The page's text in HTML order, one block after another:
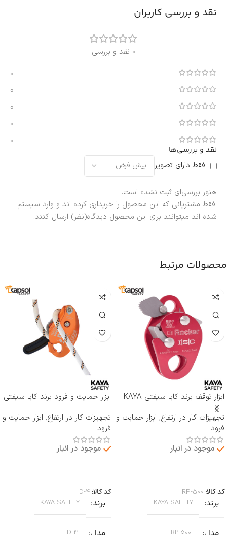
نقد و بررسی کاربران
0 نقد و بررسی
0
0
0
0
0
نقد و بررسی‌ها
فقط دارای تصویر
هنوز بررسی‌ای ثبت نشده است.
.فقط مشتریانی که این محصول را خریداری کرده اند و وارد سیستم
شده اند میتوانند برای این محصول دیدگاه(نظر) ارسال کنند.
محصولات مرتبط
ابزار توقف برند کایا سیفتی KAYA
SAFETY مدل RP-500 ROCKER
تجهیزات کار در ارتفاع, ابزار حمایت و
فرود
موجود در انبار
کد کالا: RP-500
برند KAYA SAFETY
مدل RP-500
ابزار حمایت و فرود برند کایا سیفتی
تجهیزات کار در ارتفاع, ابزار حمایت و
فرود
موجود در انبار
کد کالا: D-4
برند KAYA SAFETY
مدل D-4